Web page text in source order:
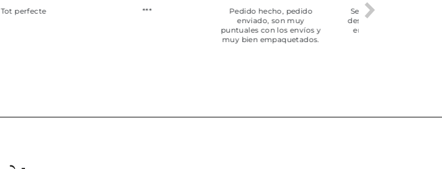
***
Pedido hecho, pedido
puntuales con los envíos y
Servicio muy completo
desde la compra hasta la
entrega del producto.